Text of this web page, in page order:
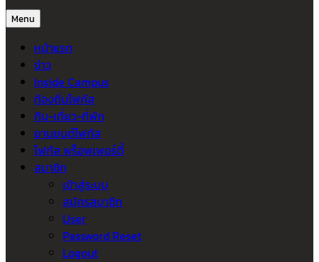
Menu
หน้าแรก
ข่าว
Inside Campus
ท้องถิ่นโฟกัส
กิน-เที่ยว-ที่พัก
ยานยนต์โฟกัส
โฟกัส พร็อพเพอร์ตี้
สมาชิก
เข้าสู่ระบบ
สมัครสมาชิก
User
Password Reset
Logout